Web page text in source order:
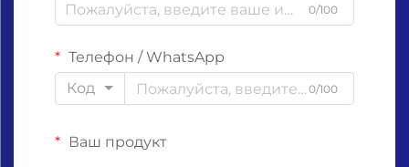
0/100
Телефон / WhatsApp
Код
0/100
Ваш продукт